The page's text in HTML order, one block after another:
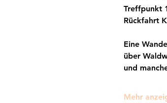
Treffpunkt
Rückfahrt
Eine
über
und
Mehr